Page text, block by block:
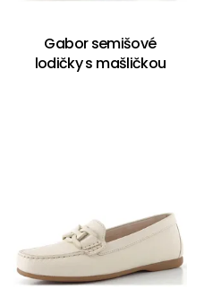
Gabor semišové
lodičky s mašličkou